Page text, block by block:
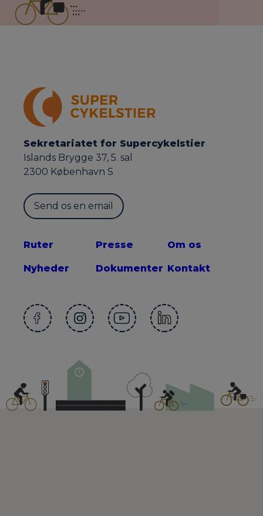
Sekretariatet for Supercykelstier
Islands Brygge 37, 5. sal
2300 København S
Send os en email
Ruter
Nyheder
Presse
Dokumenter
Om os
Kontakt